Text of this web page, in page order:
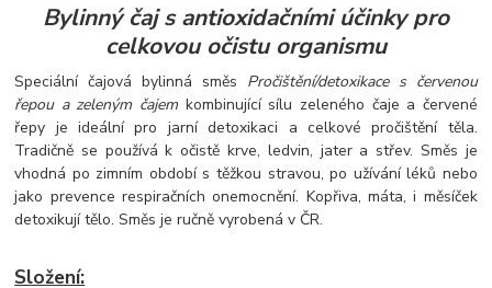
Bylinný čaj s antioxidačními účinky pro
celkovou očistu organismu
Speciální čajová bylinná směs Pročištění/detoxikace s červenou
řepou a zeleným čajemkombinující sílu zeleného čaje a červené
řepy je ideální pro jarní detoxikaci a celkové pročištění těla.
Tradičně se používá k očistě krve, ledvin, jater a střev. Směs je
vhodná po zimním období s těžkou stravou, po užívání léků nebo
jako prevence respiračních onemocnění. Kopřiva, máta, i měsíček
detoxikují tělo. Směs je ručně vyrobená v ČR.
Složení: